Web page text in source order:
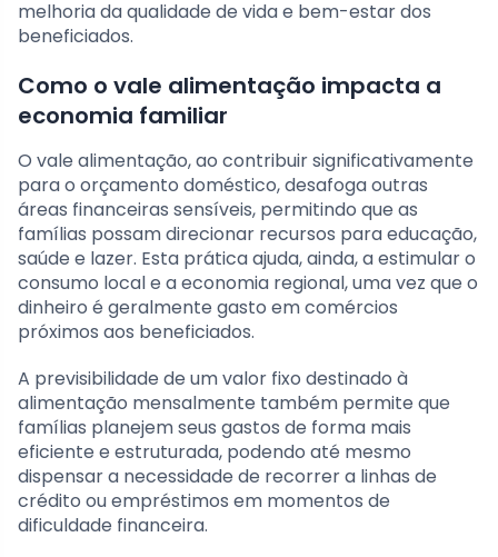
melhoria da qualidade de vida e bem-estar dos
beneficiados.
Como o vale alimentação impacta a
economia familiar
O vale alimentação, ao contribuir significativamente
para o orçamento doméstico, desafoga outras
áreas financeiras sensíveis, permitindo que as
famílias possam direcionar recursos para educação,
saúde e lazer. Esta prática ajuda, ainda, a estimular o
consumo local e a economia regional, uma vez que o
dinheiro é geralmente gasto em comércios
próximos aos beneficiados.
A previsibilidade de um valor fixo destinado à
alimentação mensalmente também permite que
famílias planejem seus gastos de forma mais
eficiente e estruturada, podendo até mesmo
dispensar a necessidade de recorrer a linhas de
crédito ou empréstimos em momentos de
dificuldade financeira.